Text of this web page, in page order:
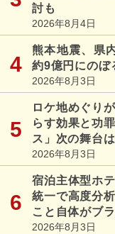
討も
2026年8月4日
熊本地震、県
約9億円にのぼ
2026年8月3日
ロケ地めぐり
らす効果と功
ス」次の舞台
2026年8月3日
宿泊主体型ホ
統一で高度分
こと自体がブ
2026年8月3日